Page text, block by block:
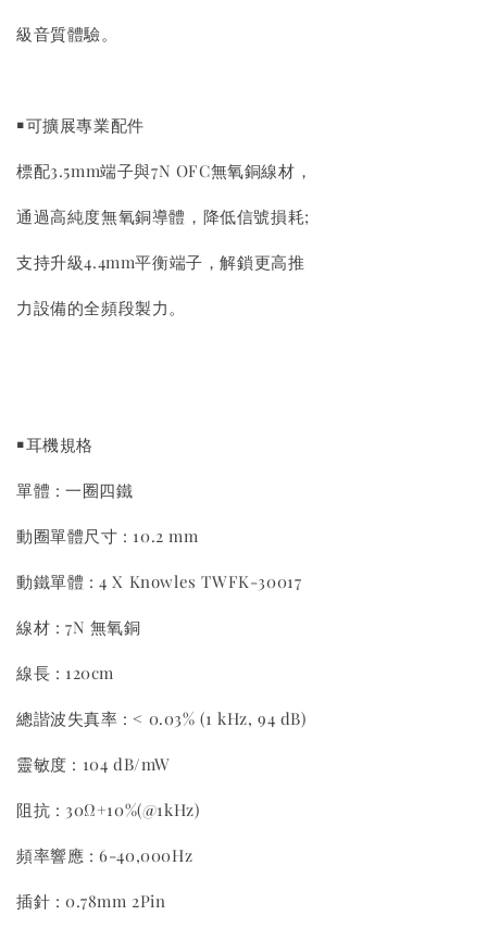
級音質體驗。
￭可擴展專業配件
標配3.5mm端子與7N OFC無氧銅線材，
通過高純度無氧銅導體，降低信號損耗;
支持升級4.4mm平衡端子，解鎖更高推
力設備的全頻段製力。
￭耳機規格
單體 : 一圈四鐵
動圈單體尺寸 : 10.2 mm
動鐵單體 : 4 X Knowles TWFK-30017
線材 : 7N 無氧銅
線長 : 120cm
總諧波失真率 : < 0.03% (1 kHz, 94 dB)
靈敏度 : 104 dB/mW
阻抗 : 30Ω+10%(@1kHz)
頻率響應 : 6-40,000Hz
插針 : 0.78mm 2Pin